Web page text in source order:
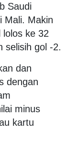
Saudi
Mali. Makin
lolos ke 32
selisih gol -2.
dan
dengan
minus
kartu